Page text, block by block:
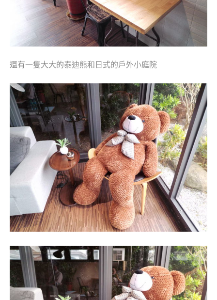
還有一隻大大的泰迪熊和日式的戶外小庭院